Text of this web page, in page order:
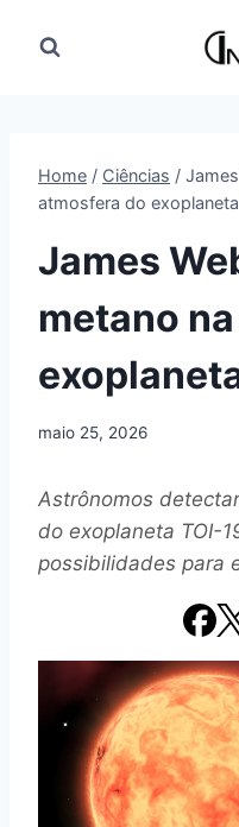
para
Home / Ciências /
atmosfera do
James
metano
maio 25, 2026
Astrônomos
do exoplaneta TOI-
possibilidades para